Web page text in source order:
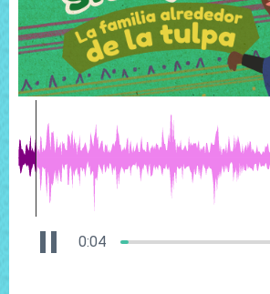
0:04